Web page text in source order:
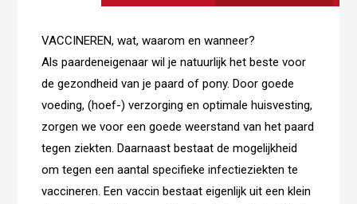
VACCINEREN, wat, waarom en wanneer?
Als paardeneigenaar wil je natuurlijk het beste voor
de gezondheid van je paard of pony. Door goede
voeding, (hoef-) verzorging en optimale huisvesting,
zorgen we voor een goede weerstand van het paard
tegen ziekten. Daarnaast bestaat de mogelijkheid
om tegen een aantal specifieke infectieziekten te
vaccineren. Een vaccin bestaat eigenlijk uit een klein